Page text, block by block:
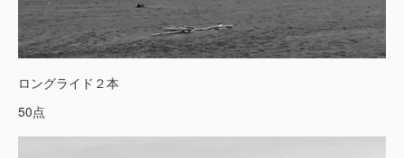
ロングライド２本
50点